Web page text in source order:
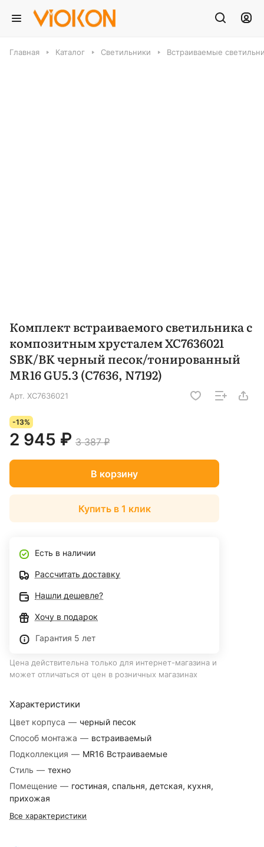
Главная Каталог Светильники Встраиваемые
Комплект встраиваемого светильника с
композитным хрусталем XC7636021
SBK/BK черный песок/тонированный
MR16 GU5.3 (C7636, N7192)
Арт. XC7636021
Характеристики
Цвет корпуса — черный песок
Способ монтажа — встраиваемый
Подколлекция — MR16 Встраиваемые
Стиль — техно
Помещение — гостиная, спальня, детская, кухня,
прихожая
Все характеристики
-13%
2 945 ₽ 3 387 ₽
В корзину
Купить в 1 клик
Есть в наличии
Рассчитать доставку
Нашли дешевле?
Хочу в подарок
Гарантия 5 лет
Цена действительна только для интернет-магазина и
может отличаться от цен в розничных магазинах